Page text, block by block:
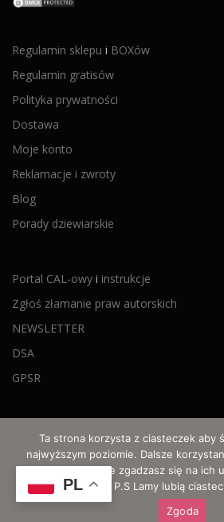
Regulamin sklepu i BOXów
Regulamin gratisów
Polityka prywatności
Dostawa
Moje konto
Reklamacje i zwroty
Blog
Porady dziewiarskie
Portal CAL-owy i instrukcje
Zgłoś złamanie praw autorskich
NEWSLETTER
DSA
GPSR
© 2021-2026 Wyczarowane po
CALe i motki ombre
PL
Ta strona korzysta z ciasteczek aby
najwyższym poziomie. Dalsze
że zgadzasz się na ich
P.S Lamy lubią
Zgoda